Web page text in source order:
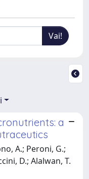
a
A.; Peroni, G.;
D.; Alalwan, T.